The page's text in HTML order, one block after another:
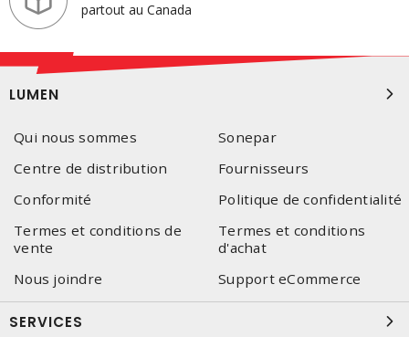
partout au Canada
LUMEN
Qui nous sommes
Sonepar
Centre de distribution
Fournisseurs
Conformité
Politique de confidentialité
Termes et conditions de
vente
Termes et conditions
d'achat
Nous joindre
Support eCommerce
SERVICES